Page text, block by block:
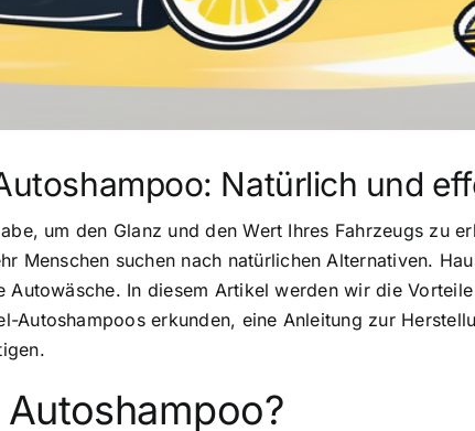
Natürlich und
um den Glanz und den Wert Ihres Fahrzeugs zu
Menschen suchen nach natürlichen Alternativen.
In diesem Artikel werden wir die
Autoshampoos erkunden, eine Anleitung zur